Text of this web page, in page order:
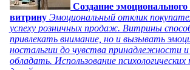
Создание эмоционального
витрину Эмоциональный отклик
успеху розничных продаж. Витрины
привлекать внимание, но и вызывать
ностальгии до чувства принадлежности
обладать. Использование психологических